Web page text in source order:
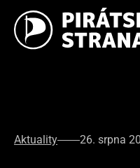
Aktuality 26. srpna